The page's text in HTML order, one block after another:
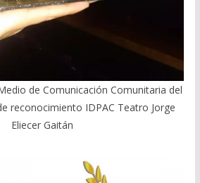
de Comunicación Comunitaria del
reconocimiento IDPAC Teatro Jorge
Eliecer Gaitán